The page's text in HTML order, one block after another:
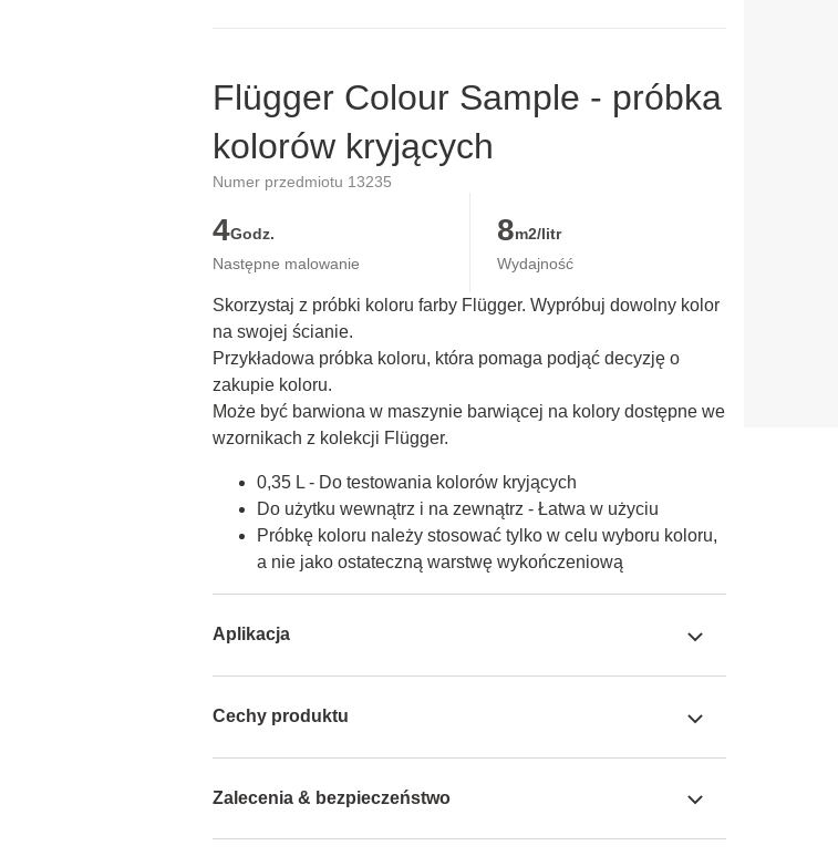
Flügger Colour Sample - próbka
kolorów kryjących
Numer przedmiotu 13235
4Godz.
Następne malowanie
8m2/litr
Wydajność
Skorzystaj z próbki koloru farby Flügger. Wypróbuj dowolny kolor
na swojej ścianie.
Przykładowa próbka koloru, która pomaga podjąć decyzję o
zakupie koloru.
Może być barwiona w maszynie barwiącej na kolory dostępne we
wzornikach z kolekcji Flügger.
0,35 L - Do testowania kolorów kryjących
Do użytku wewnątrz i na zewnątrz - Łatwa w użyciu
Próbkę koloru należy stosować tylko w celu wyboru koloru,
a nie jako ostateczną warstwę wykończeniową
Aplikacja
Cechy produktu
Zalecenia & bezpieczeństwo